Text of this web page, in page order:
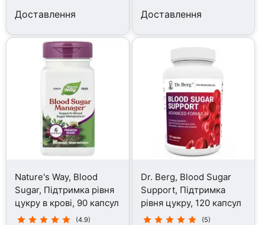
Доставлення Доставлення
Nature's Way, Blood
Sugar, Підтримка рівня
цукру в крові, 90 капсул
(4.9)
Dr. Berg, Blood Sugar
Support, Підтримка
рівня цукру, 120 капсул
(5)